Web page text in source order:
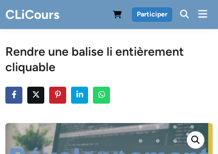
to
content
CLiCours Participer
Rendre une balise li entièrement
cliquable